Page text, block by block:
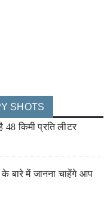
SHOTS
किमी प्रति लीटर
बारे में जानना चाहेंगे आप